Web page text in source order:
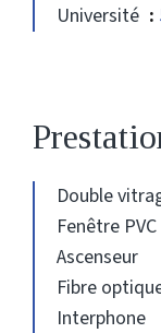
Université
Double
Fenêtre PVC
Ascenseur
Fibre
Interphone